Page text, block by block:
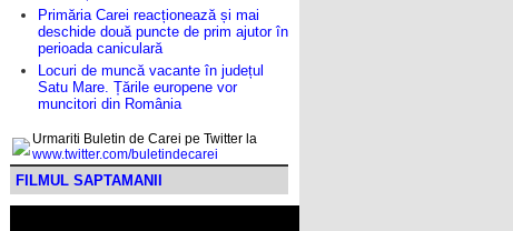
Primăria Carei reacționează și mai
deschide două puncte de prim ajutor în
perioada caniculară
Locuri de muncă vacante în județul
Satu Mare. Țările europene vor
muncitori din România
Urmariti Buletin de Carei pe Twitter la
www.twitter.com/buletindecarei
FILMUL SAPTAMANII